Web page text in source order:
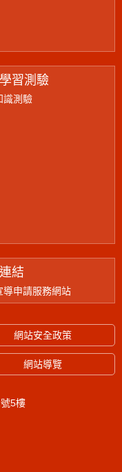
習測驗
識測驗
結
導申請服務網站
網站安全政策
網站導覽
5樓